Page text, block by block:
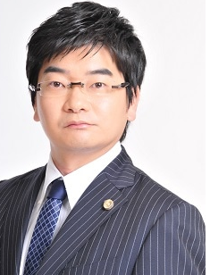
事事件 不起訴 不服申し立て
事事件 示談書
事事件 流れ 裁判
事事件 損害賠償
事事件 不起訴
事事件 起訴